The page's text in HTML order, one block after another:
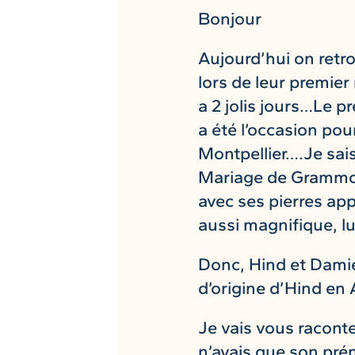
Bonjour
Aujourd’hui on
lors de leur
a 2 jolis jours…Le
a été l’occasion
Montpellier….Je
Mariage de
avec ses pierres
aussi magnifique,
Donc, Hind et
d’origine d’Hind
Je vais vous